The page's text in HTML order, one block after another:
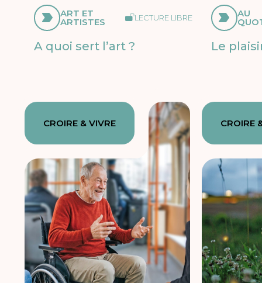
ART ET
ARTISTES LECTURE LIBRE
A quoi sert l’art ?
AU
Le
CROIRE & VIVRE CROIRE